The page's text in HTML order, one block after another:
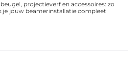
projectieverf en accessoires: zo
je jouw beamerinstallatie compleet